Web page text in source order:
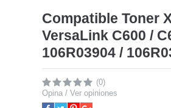
Compatible Toner
VersaLink C600 /
106R03904 /
(0)
Opina / Ver opiniones